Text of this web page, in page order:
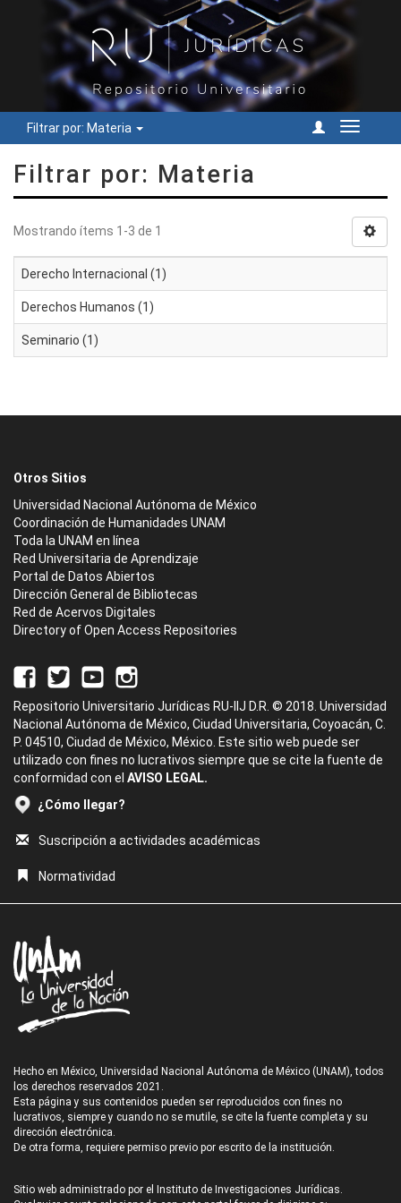
Filtrar por: Materia
Cambiar
Filtrar por: Materia
Mostrando ítems 1-3 de 1
Derecho Internacional (1)
Derechos Humanos (1)
Seminario (1)
Otros Sitios
Universidad Nacional Autónoma de México
Coordinación de Humanidades UNAM
Toda la UNAM en línea
Red Universitaria de Aprendizaje
Portal de Datos Abiertos
Dirección General de Bibliotecas
Red de Acervos Digitales
Directory of Open Access Repositories
Repositorio Universitario Jurídicas RU-IIJ D.R. © 2018. Universidad
Nacional Autónoma de México, Ciudad Universitaria, Coyoacán, C.
P. 04510, Ciudad de México, México. Este sitio web puede ser
utilizado con fines no lucrativos siempre que se cite la fuente de
conformidad con el AVISO LEGAL.
¿Cómo llegar?
Suscripción a actividades académicas
Normatividad
Hecho en México, Universidad Nacional Autónoma de México (UNAM), todos
los derechos reservados 2021.
Esta página y sus contenidos pueden ser reproducidos con fines no
lucrativos, siempre y cuando no se mutile, se cite la fuente completa y su
dirección electrónica.
De otra forma, requiere permiso previo por escrito de la institución.
Sitio web administrado por el Instituto de Investigaciones Jurídicas.